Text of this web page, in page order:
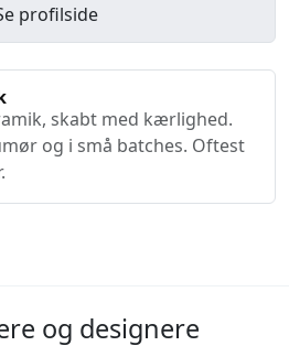
profilside
skabt med kærlighed.
og i små batches. Oftest
og designere